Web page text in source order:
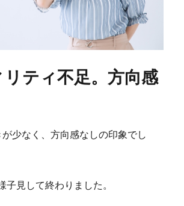
ティ不足。方向感
少なく、方向感なしの印象でし
子見して終わりました。